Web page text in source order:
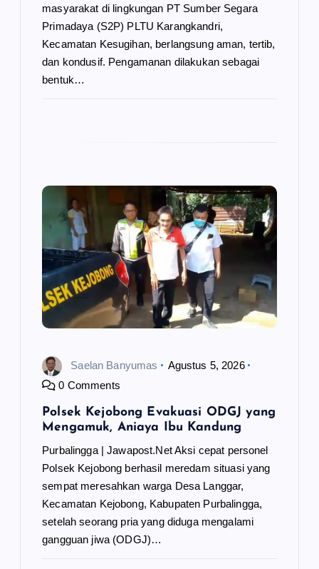
masyarakat di lingkungan PT Sumber Segara
Primadaya (S2P) PLTU Karangkandri,
Kecamatan Kesugihan, berlangsung aman, tertib,
dan kondusif. Pengamanan dilakukan sebagai
bentuk…
Saelan Banyumas
Agustus 5, 2026
0 Comments
Polsek Kejobong Evakuasi ODGJ yang
Mengamuk, Aniaya Ibu Kandung
Purbalingga | Jawapost.Net Aksi cepat personel
Polsek Kejobong berhasil meredam situasi yang
sempat meresahkan warga Desa Langgar,
Kecamatan Kejobong, Kabupaten Purbalingga,
setelah seorang pria yang diduga mengalami
gangguan jiwa (ODGJ)…